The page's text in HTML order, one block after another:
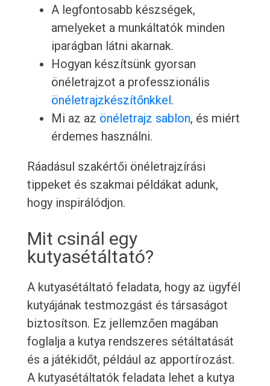
A legfontosabb készségek,
amelyeket a munkáltatók minden
iparágban látni akarnak.
Hogyan készítsünk gyorsan
önéletrajzot a professzionális
önéletrajzkészítőnkkel.
Mi az az önéletrajz sablon, és miért
érdemes használni.
Ráadásul szakértői önéletrajzírási
tippeket és szakmai példákat adunk,
hogy inspirálódjon.
Mit csinál egy
kutyasétáltató?
A kutyasétáltató feladata, hogy az ügyfél
kutyájának testmozgást és társaságot
biztosítson. Ez jellemzően magában
foglalja a kutya rendszeres sétáltatását
és a játékidőt, például az apportírozást.
A kutyasétáltatók feladata lehet a kutya